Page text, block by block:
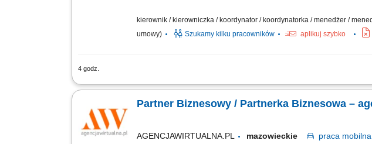
kierownik / kierowniczka / koordynator / koordynatorka / menedżer /
umowy)
Szukamy kilku pracowników aplikuj szybko
4 godz.
Zakres działania: rozwijanie własnej działalności w branży marketingu
Partner Biznesowy / Partnerka Biznesowa –
AGENCJAWIRTUALNA.PL mazowieckie praca mobilna